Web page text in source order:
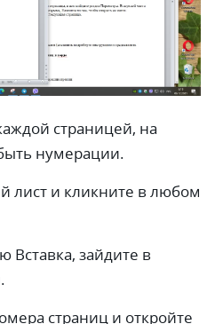
страницей, на
нумерации.
лист и кликните в любом
Вставка, зайдите в
страниц и откройте